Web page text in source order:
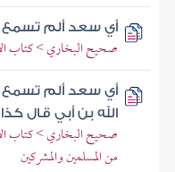
أي سعد ألم تسمع
صحيح البخاري > كتاب
أي سعد ألم تسمع
الله بن أبي قال
صحيح البخاري > كتاب
من المسلمين والمشركين